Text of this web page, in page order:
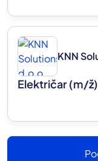
KNN
Električar(m/ž)